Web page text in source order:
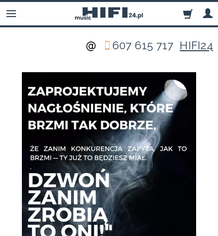
607 615 717 HIFI24